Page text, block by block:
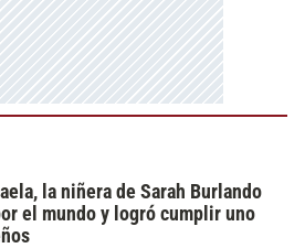
la niñera de Sarah Burlando
el mundo y logró cumplir uno